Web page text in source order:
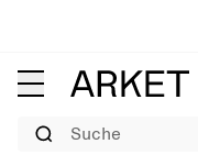
Suche